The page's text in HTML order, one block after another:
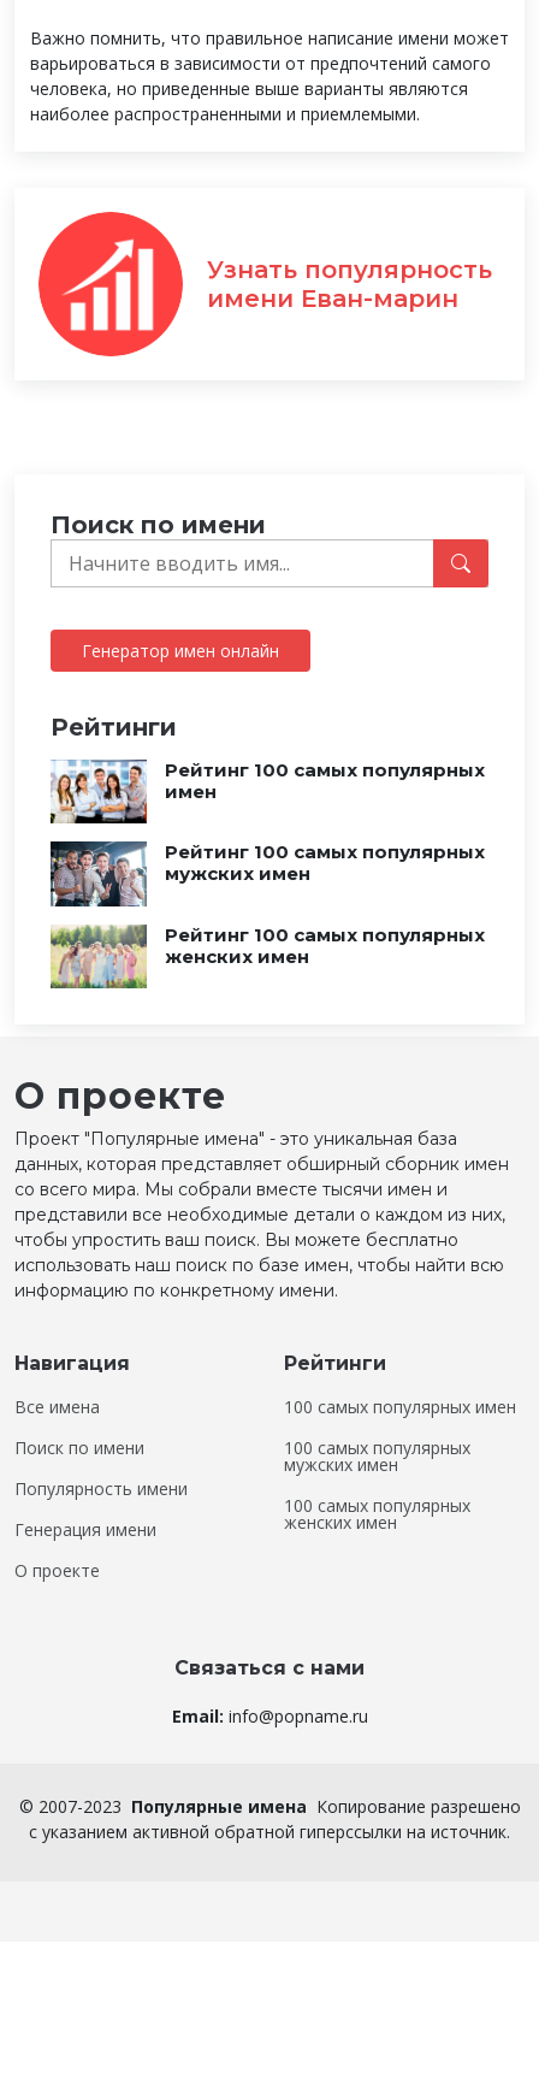
Важно помнить, что правильное написание имени может
варьироваться в зависимости от предпочтений самого
человека, но приведенные выше варианты являются
наиболее распространенными и приемлемыми.
Узнать популярность
имени Еван-марин
Поиск по имени
Генератор имен онлайн
Рейтинги
Рейтинг 100 самых популярных
имен
Рейтинг 100 самых популярных
мужских имен
Рейтинг 100 самых популярных
женских имен
О проекте
Проект "Популярные имена" - это уникальная база
данных, которая представляет обширный сборник имен
со всего мира. Мы собрали вместе тысячи имен и
представили все необходимые детали о каждом из них,
чтобы упростить ваш поиск. Вы можете бесплатно
использовать наш поиск по базе имен, чтобы найти всю
информацию по конкретному имени.
Навигация
Все имена
Поиск по имени
Популярность имени
Генерация имени
О проекте
Рейтинги
100 самых популярных имен
100 самых популярных
мужских имен
100 самых популярных
женских имен
Связаться с нами
Email: info@popname.ru
© 2007-2023 Популярные имена Копирование разрешено
с указанием активной обратной гиперссылки на источник.